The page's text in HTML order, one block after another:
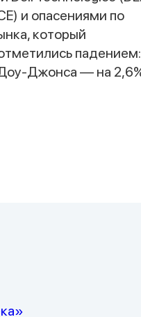
и опасениями по
который
падением:
Джонса — на